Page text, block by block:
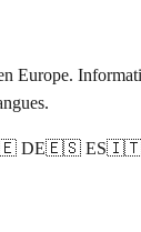
Europe.
DE🇪🇸 ES🇮🇹